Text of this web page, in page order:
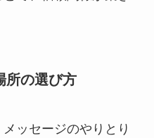
所の選び方
ッセージのやりとり